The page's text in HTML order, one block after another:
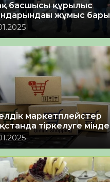
басшысы құрылыс
жұмыс
маркетплейстер
тіркелуге